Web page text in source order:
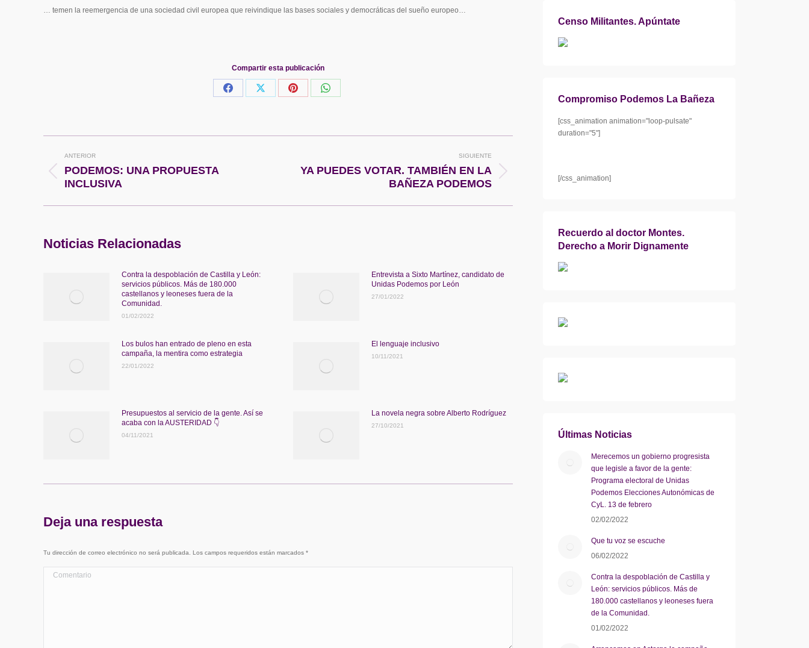
… temen la reemergencia de una sociedad civil europea que reivindique las bases sociales y democráticas del sueño europeo…
Compartir esta publicación
Share
Share
Share
Share
entre
ANTERIOR
Publicación
anterior:
PODEMOS: UNA PROPUESTA
INCLUSIVA
SIGUIENTE
Publicación
YA PUEDES VOTAR. TAMBIÉN EN LA
BAÑEZA PODEMOS
Noticias Relacionadas
Contra la despoblación de Castilla y León:
servicios públicos. Más de 180.000
castellanos y leoneses fuera de la
Comunidad.
01/02/2022
Entrevista a Sixto Martínez, candidato de
Unidas Podemos por León
27/01/2022
Los bulos han entrado de pleno en esta
campaña, la mentira como estrategia
22/01/2022
El lenguaje inclusivo
10/11/2021
Presupuestos al servicio de la gente. Así se
acaba con la AUSTERIDAD 👇
04/11/2021
La novela negra sobre Alberto Rodríguez
27/10/2021
Deja una respuesta
Tu dirección de correo electrónico no será publicada. Los campos requeridos están marcados *
Comentario
Censo Militantes. Apúntate
Compromiso Podemos La Bañeza
[css_animation animation="loop-pulsate"
duration="5"]
[/css_animation]
Recuerdo al doctor Montes.
Derecho a Morir Dignamente
Últimas Noticias
Merecemos un gobierno progresista
que legisle a favor de la gente:
Programa electoral de Unidas
Podemos Elecciones Autonómicas de
CyL. 13 de febrero
02/02/2022
Que tu voz se escuche
06/02/2022
Contra la despoblación de Castilla y
León: servicios públicos. Más de
180.000 castellanos y leoneses fuera
de la Comunidad.
01/02/2022